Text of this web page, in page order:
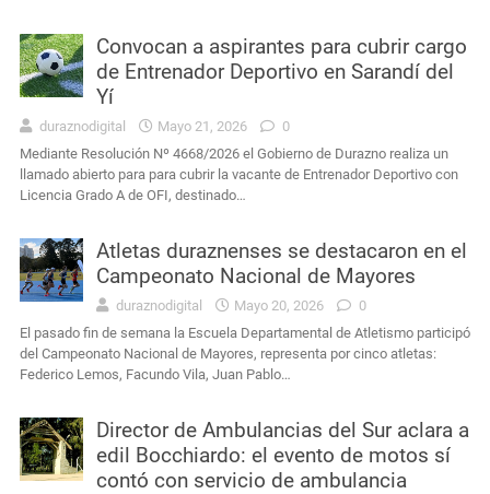
Convocan a aspirantes para cubrir cargo
de Entrenador Deportivo en Sarandí del
Yí
duraznodigital Mayo 21, 2026
0
Mediante Resolución Nº 4668/2026 el Gobierno de Durazno realiza un
llamado abierto para para cubrir la vacante de Entrenador Deportivo con
Licencia Grado A de OFI, destinado…
Atletas duraznenses se destacaron en el
Campeonato Nacional de Mayores
duraznodigital Mayo 20, 2026
0
El pasado fin de semana la Escuela Departamental de Atletismo participó
del Campeonato Nacional de Mayores, representa por cinco atletas:
Federico Lemos, Facundo Vila, Juan Pablo…
Director de Ambulancias del Sur aclara a
edil Bocchiardo: el evento de motos sí
contó con servicio de ambulancia